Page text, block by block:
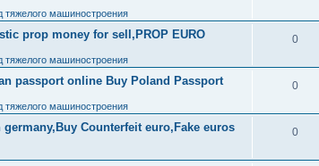
машиностроения
prop money for sell,PROP EURO
машиностроения
0
passport online Buy Poland Passport
машиностроения
0
Counterfeit euro,Fake euros
0